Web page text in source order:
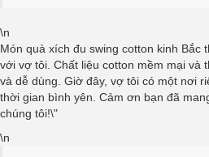
\n
Món quà xích đu swing cotton kinh Bắc
với vợ tôi. Chất liệu cotton mềm mại và
và dễ dùng. Giờ đây, vợ tôi có một nơi
thời gian bình yên. Cảm ơn bạn đã
chúng tôi!\"
\n